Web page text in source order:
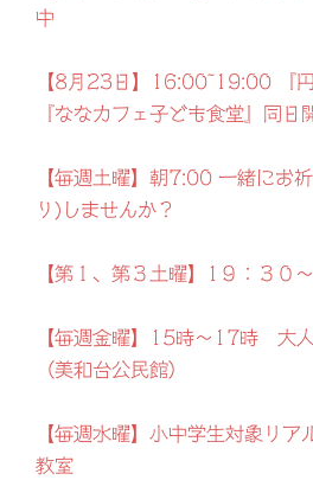
中
【8月23日】16:00~19:00 『
『ななカフェ子ども食堂』同日
【毎週土曜】朝7:00 一緒にお
り)しませんか？
【第１、第３土曜】1９：３０
【毎週金曜】15時～17時 大
（美和台公民館）
【毎週水曜】小中学生対象リア
教室